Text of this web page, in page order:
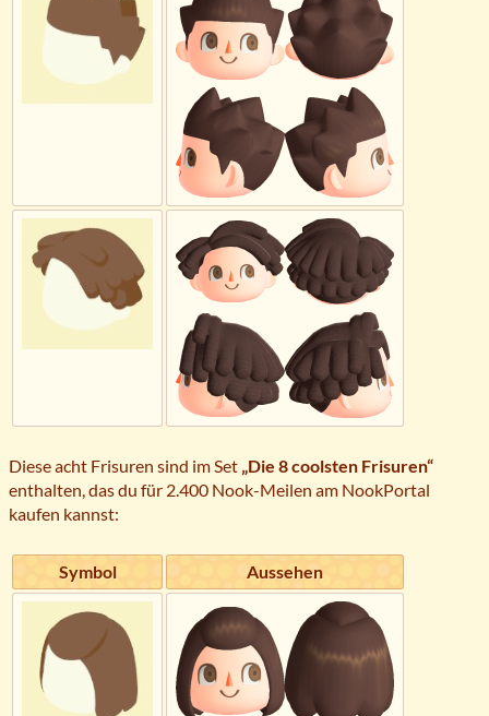
Diese acht Frisuren sind im Set „Die 8 coolsten Frisuren“
enthalten, das du für 2.400 Nook-Meilen am NookPortal
kaufen kannst:
Symbol Aussehen